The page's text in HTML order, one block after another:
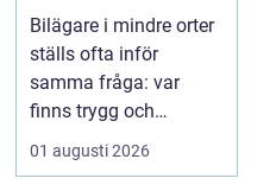
din bil
Bilägare i mindre orter
ställs ofta inför
samma fråga: var
finns trygg och
prisvärd hjälp när bilen
01 augusti 2026